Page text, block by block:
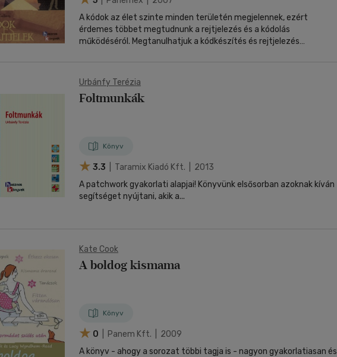
A kódok az élet szinte minden területén megjelennek, ezért
érdemes többet megtudnunk a rejtjelezés és a kódolás
működéséról. Megtanulhatjuk a kódkészítés és rejtjelezés
számítógépek és az internet korában!
Urbánfy Terézia
Foltmunkák
Könyv
3.3
| Taramix Kiadó Kft. | 2013
A patchwork gyakorlati alapjai! Könyvünk elsősorban azoknak kíván
segítséget nyújtani, akik a...
Kate Cook
A boldog kismama
Könyv
0
| Panem Kft. | 2009
A könyv - ahogy a sorozat többi tagja is - nagyon gyakorlatiasan és